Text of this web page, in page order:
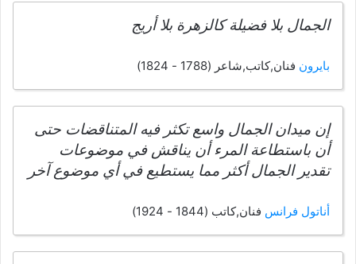
الجمال بلا فضيلة كالزهرة بلا أريج
بايرون فنان,كاتب,شاعر (1788 - 1824)
إن ميدان الجمال واسع تكثر فيه المتناقضات حتى
أن باستطاعة المرء أن يناقش في موضوعات
تقدير الجمال أكثر مما يستطيع في أي موضوع آخر
أناتول فرانس فنان,كاتب (1844 - 1924)